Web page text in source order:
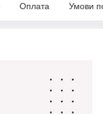
Оплата Умови